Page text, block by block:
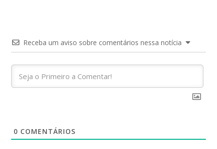
Receba um aviso sobre comentários nessa notícia
0 COMENTÁRIOS